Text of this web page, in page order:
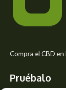
e
Compra el CBD
Pruébalo